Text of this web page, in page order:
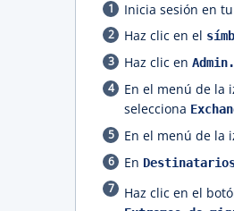
Inicia sesión en tu
Haz clic en el
Haz clic en Admin.
En el menú de la
selecciona
En el menú de la
En
Haz clic en el